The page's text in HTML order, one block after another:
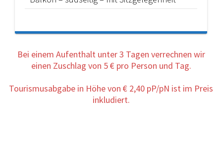
Bei einem Aufenthalt unter 3 Tagen verrechnen wir
einen Zuschlag von 5 € pro Person und Tag.
Tourismusabgabe in Höhe von € 2,40 pP/pN ist im Preis
inkludiert.